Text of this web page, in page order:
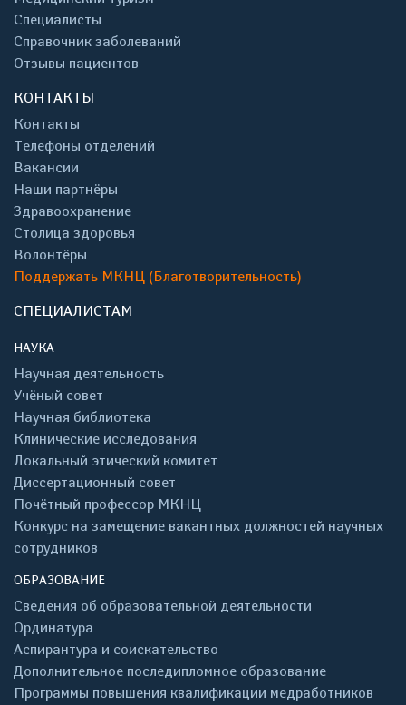
Специалисты
Справочник заболеваний
Отзывы пациентов
КОНТАКТЫ
Контакты
Телефоны отделений
Вакансии
Наши партнёры
Здравоохранение
Столица здоровья
Волонтёры
Поддержать МКНЦ (Благотворительность)
СПЕЦИАЛИСТАМ
НАУКА
Научная деятельность
Учёный совет
Научная библиотека
Клинические исследования
Локальный этический комитет
Диссертационный совет
Почётный профессор МКНЦ
Конкурс на замещение вакантных должностей научных
сотрудников
ОБРАЗОВАНИЕ
Сведения об образовательной деятельности
Ординатура
Аспирантура и соискательство
Дополнительное последипломное образование
Программы повышения квалификации медработников